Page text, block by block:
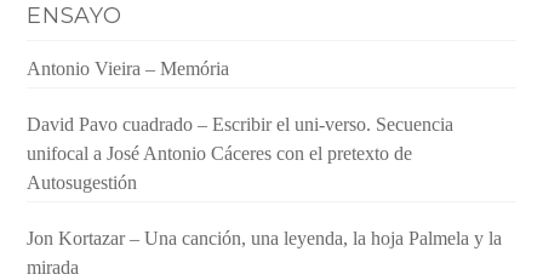
ENSAYO
Antonio Vieira – Memória
David Pavo cuadrado – Escribir el uni-verso. Secuencia
unifocal a José Antonio Cáceres con el pretexto de
Autosugestión
Jon Kortazar – Una canción, una leyenda, la hoja Palmela y la
mirada